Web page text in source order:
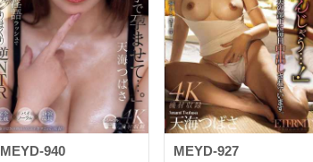
MEYD-940 MEYD-927